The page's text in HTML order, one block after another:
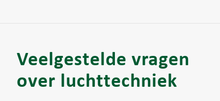
Veelgestelde vragen
over luchttechniek